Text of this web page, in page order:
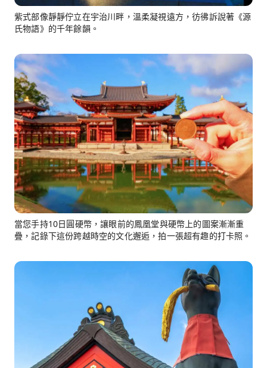
紫式部像靜靜佇立在宇治川畔，溫柔凝視遠方，彷彿訴說著《源
氏物語》的千年餘韻。
當您手持10日圓硬幣，讓眼前的鳳凰堂與硬幣上的圖案漸漸重
疊，記錄下這份跨越時空的文化邂逅，拍一張超有趣的打卡照。